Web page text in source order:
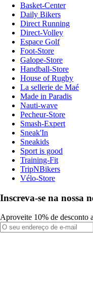
Basket-Center
Daily Bikers
Direct Running
Direct-Volley
Espace Golf
Foot-Store
Galope-Store
Handball-Store
House of Rugby
La sellerie de Maé
Made in Paradis
Nauti-wave
Pecheur-Store
Smash-Expert
Sneak'In
Sneakids
Sport is good
Training-Fit
TripNBikers
Vélo-Store
Inscreva-se na nossa
Aproveite 10% de desconto